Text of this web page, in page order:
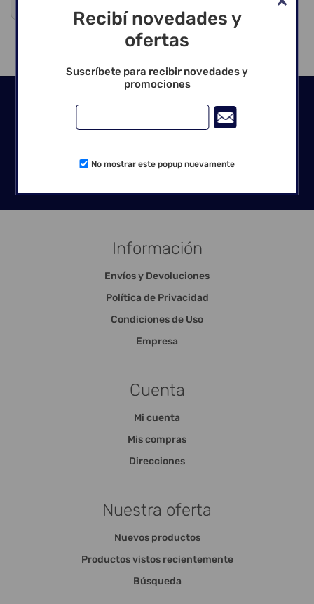
Información
Envíos y Devoluciones
Política de Privacidad
Condiciones de Uso
Empresa
Cuenta
Mi cuenta
Mis compras
Direcciones
Nuestra oferta
Nuevos productos
Productos vistos recientemente
Búsqueda
Recibí novedades y
ofertas
Suscríbete para recibir novedades y
promociones
No mostrar este popup nuevamente